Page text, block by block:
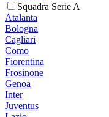
Squadra Serie A
Atalanta
Bologna
Cagliari
Como
Fiorentina
Frosinone
Genoa
Inter
Juventus